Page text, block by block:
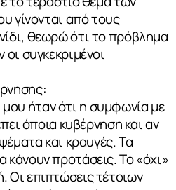
γίνονται από τους
θεωρώ ότι το πρόβλημα
συγκεκριμένοι
ήταν ότι η συμφωνία με
όποια κυβέρνηση και αν
και κραυγές. Τα
προτάσεις. Το «όχι»
Οι επιπτώσεις τέτοιων